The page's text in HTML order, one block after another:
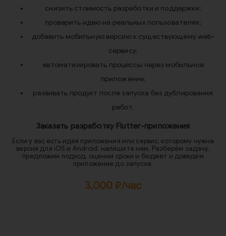
снизить стоимость разработки и поддержки;
проверить идею на реальных пользователях;
добавить мобильную версию к существующему web-
сервису;
автоматизировать процессы через мобильное
приложение;
развивать продукт после запуска без дублирования
работ.
Заказать разработку Flutter-приложения
Если у вас есть идея приложения или сервис, которому нужна
версия для iOS и Android, напишите нам. Разберём задачу,
предложим подход, оценим сроки и бюджет и доведём
приложение до запуска.
3,000 ₽/час